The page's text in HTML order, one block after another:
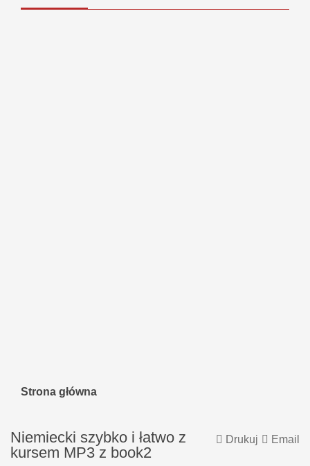
Strona główna
Email
Drukuj
Niemiecki szybko i łatwo z
kursem MP3 z book2